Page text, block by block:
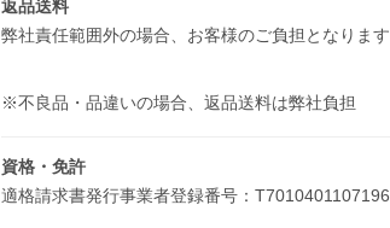
返品送料
弊社責任範囲外の場合、お客様のご負担となります
※不良品・品違いの場合、返品送料は弊社負担
資格・免許
適格請求書発行事業者登録番号：T7010401107196